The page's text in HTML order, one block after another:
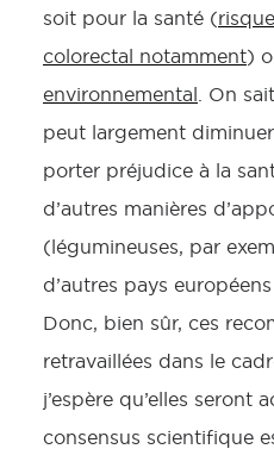
soit pour la santé (
colorectal notamment)
environnemental . On
peut largement
porter préjudice à la
d’autres manières
(légumineuses, par
d’autres pays
Donc, bien sûr, ces
retravaillées dans le
j’espère qu’elles seront
consensus scientifique